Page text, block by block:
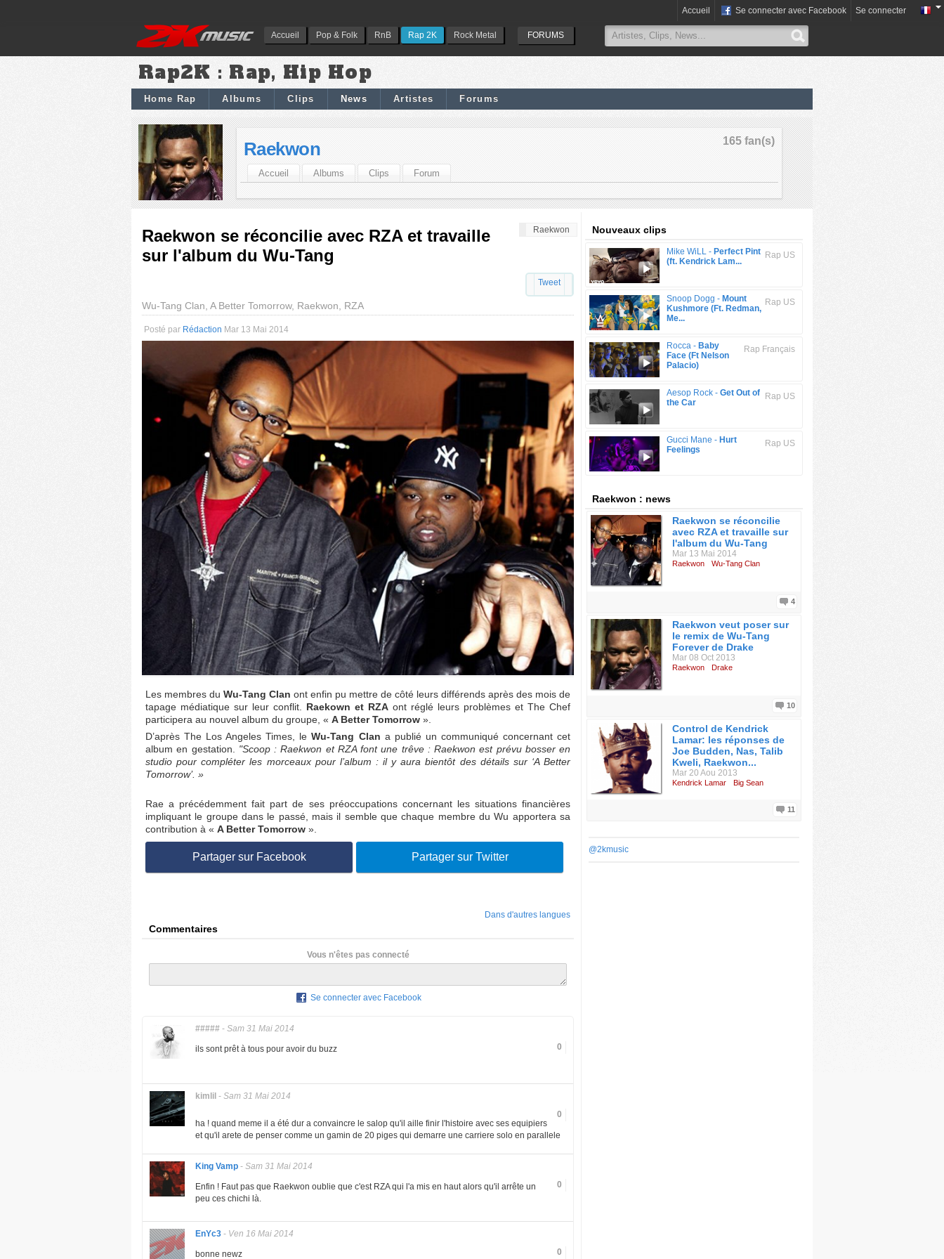
Accueil Pop & Folk RnB Rap 2K Rock Metal FORUMS
Accueil Se connecter avec Facebook Se connecter
Rap2K : Rap, Hip Hop
Home Rap Albums Clips News Artistes Forums
165 fan(s)
Raekwon
Accueil Albums Clips Forum
Raekwon
Raekwon se réconcilie avec RZA et travaille
sur l'album du Wu-Tang
Tweet
Wu-Tang Clan, A Better Tomorrow, Raekwon, RZA
Posté par Rédaction Mar 13 Mai 2014
Les membres du Wu-Tang Clan ont enfin pu mettre de côté leurs différends après des mois de
tapage médiatique sur leur conflit.
Raekown et RZA ont réglé leurs problèmes et The Chef
participera au nouvel album du groupe, « A Better Tomorrow ».
D’après The Los Angeles Times, leWu-Tang Clan a publié un communiqué concernant cet
album en gestation.
"Scoop : Raekwon et RZA font une trêve : Raekwon est prévu bosser en
studio pour compléter les morceaux pour l’album : il y aura bientôt des détails sur ‘A Better
Tomorrow’. »
Rae a précédemment fait part de ses préoccupations concernant les situations financières
impliquant le groupe dans le passé, mais il semble que chaque membre du Wu apportera sa
contribution à « A Better Tomorrow ».
Partager sur Facebook Partager sur Twitter
Dans d'autres langues
Commentaires
Vous n'êtes pas connecté
Se connecter avec Facebook
##### - Sam 31 Mai 2014
0
ils sont prêt à tous pour avoir du buzz
kimlil - Sam 31 Mai 2014
0
ha ! quand meme il a été dur a convaincre le salop qu'il aille finir l'histoire avec ses equipiers
et qu'il arete de penser comme un gamin de 20 piges qui demarre une carriere solo en parallele
King Vamp - Sam 31 Mai 2014
0
Enfin ! Faut pas que Raekwon oublie que c'est RZA qui l'a mis en haut alors qu'il arrête un
peu ces chichi là.
EnYc3 - Ven 16 Mai 2014
0
bonne newz
Nouveaux clips
Rap US
Mike WiLL - Perfect Pint
(ft. Kendrick Lam...
Rap US
Snoop Dogg - Mount
Kushmore (Ft. Redman,
Me...
Rap Français
Rocca - Baby
Face (Ft Nelson
Palacio)
Rap US
Aesop Rock - Get Out of
the Car
Rap US
Gucci Mane - Hurt
Feelings
Raekwon : news
Raekwon se réconcilie
avec RZA et travaille sur
l'album du Wu-Tang
Mar 13 Mai 2014
Raekwon Wu-Tang Clan
4
Raekwon veut poser sur
le remix de Wu-Tang
Forever de Drake
Mar 08 Oct 2013
Raekwon Drake
10
Control de Kendrick
Lamar: les réponses de
Joe Budden, Nas, Talib
Kweli, Raekwon...
Mar 20 Aou 2013
Kendrick Lamar Big Sean
11
@2kmusic